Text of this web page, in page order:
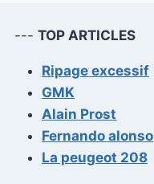
--- TOP ARTICLES
Ripage excessif
GMK
Alain Prost
Fernando alonso
La peugeot 208